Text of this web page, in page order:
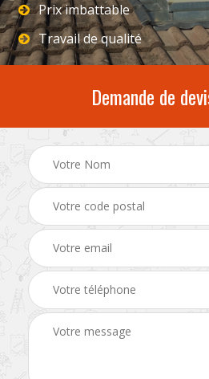
Prix imbattable
Travail de qualité
Demande de